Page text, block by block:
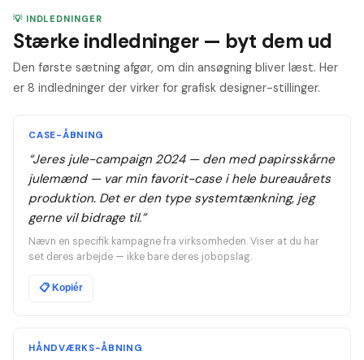
💡 INDLEDNINGER
Stærke indledninger — byt dem ud
Den første sætning afgør, om din ansøgning bliver læst. Her
er 8 indledninger der virker for grafisk designer-stillinger.
CASE-ÅBNING
“Jeres jule-campaign 2024 — den med papirsskårne
julemænd — var min favorit-case i hele bureauårets
produktion. Det er den type systemtænkning, jeg
gerne vil bidrage til.”
Nævn en specifik kampagne fra virksomheden. Viser at du har
set deres arbejde — ikke bare deres jobopslag.
📋Kopiér
HÅNDVÆRKS-ÅBNING